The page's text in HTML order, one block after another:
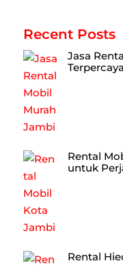
Recent Posts
Jasa
Rental
untuk
Rental